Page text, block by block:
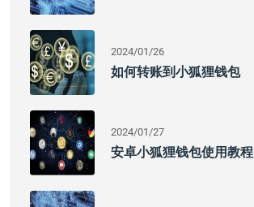
2024/01/26
如何转账到小狐狸钱包
2024/01/27
安卓小狐狸钱包使用教程